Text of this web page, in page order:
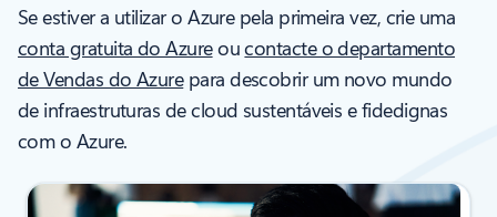
Se estiver a utilizar o Azure pela primeira vez, crie uma
conta gratuita do Azureoucontacte o departamento
de Vendas do Azurepara descobrir um novo mundo
de infraestruturas de cloud sustentáveis e fidedignas
com o Azure.